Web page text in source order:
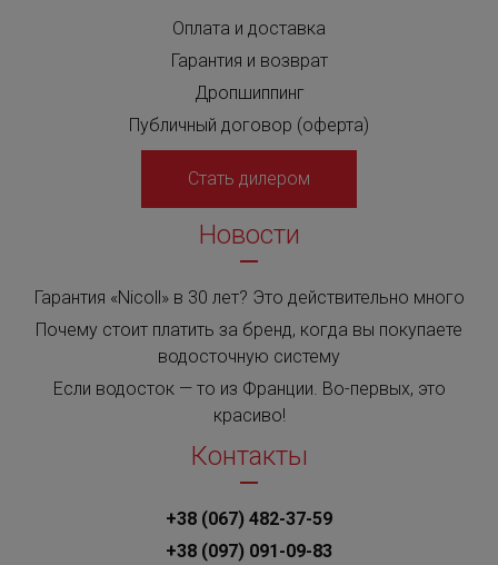
Оплата и доставка
Гарантия и возврат
Дропшиппинг
Публичный договор (оферта)
Стать дилером
Новости
Гарантия «Nicoll» в 30 лет? Это действительно много
Почему стоит платить за бренд, когда вы покупаете
водосточную систему
Если водосток — то из Франции. Во-первых, это
красиво!
Контакты
+38 (067) 482-37-59
+38 (097) 091-09-83